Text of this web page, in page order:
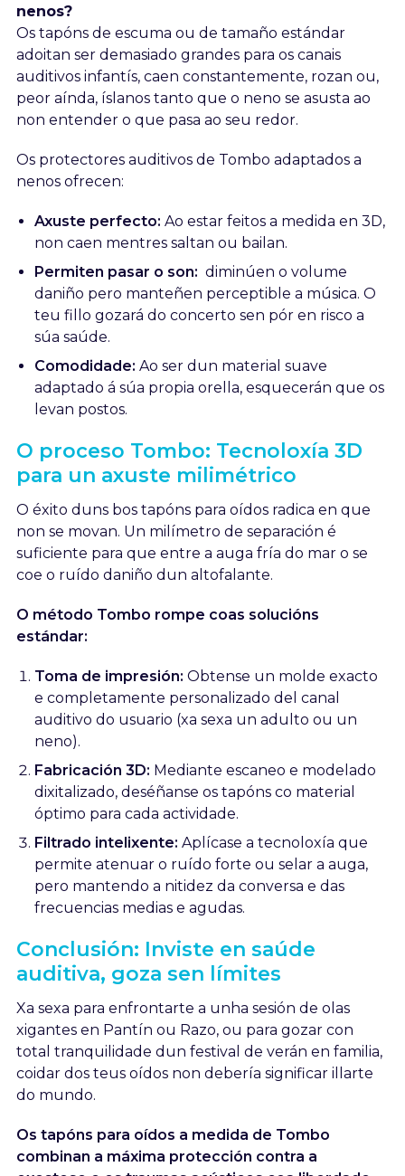
nenos?
Os tapóns de escuma ou de tamaño estándar
adoitan ser demasiado grandes para os canais
auditivos infantís, caen constantemente, rozan ou,
peor aínda, íslanos tanto que o neno se asusta ao
non entender o que pasa ao seu redor.
Os protectores auditivos de Tombo adaptados a
nenos ofrecen:
Axuste perfecto: Ao estar feitos a medida en 3D,
non caen mentres saltan ou bailan.
Permiten pasar o son: diminúen o volume
daniño pero manteñen perceptible a música. O
teu fillo gozará do concerto sen pór en risco a
súa saúde.
Comodidade: Ao ser dun material suave
adaptado á súa propia orella, esquecerán que os
levan postos.
O proceso Tombo: Tecnoloxía 3D
para un axuste milimétrico
O éxito duns bos tapóns para oídos radica en que
non se movan. Un milímetro de separación é
suficiente para que entre a auga fría do mar o se
coe o ruído daniño dun altofalante.
O método Tombo rompe coas solucións
estándar:
Toma de impresión: Obtense un molde exacto
e completamente personalizado del canal
auditivo do usuario (xa sexa un adulto ou un
neno).
Fabricación 3D: Mediante escaneo e modelado
dixitalizado, deséñanse os tapóns co material
óptimo para cada actividade.
Filtrado intelixente: Aplícase a tecnoloxía que
permite atenuar o ruído forte ou selar a auga,
pero mantendo a nitidez da conversa e das
frecuencias medias e agudas.
Conclusión: Inviste en saúde
auditiva, goza sen límites
Xa sexa para enfrontarte a unha sesión de olas
xigantes en Pantín ou Razo, ou para gozar con
total tranquilidade dun festival de verán en familia,
coidar dos teus oídos non debería significar illarte
do mundo.
Os tapóns para oídos a medida de Tombo
combinan a máxima protección contra a